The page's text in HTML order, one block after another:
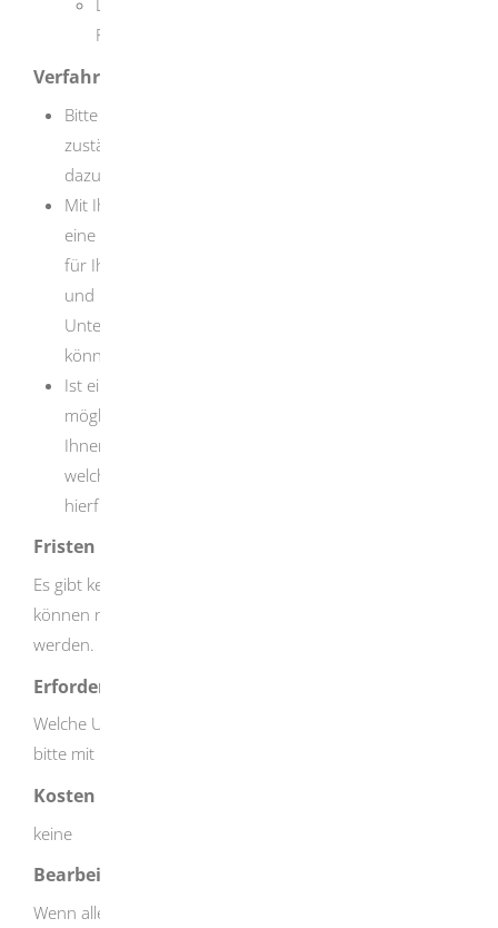
Rentenversicherung
Verfahrensablauf
Bitte besprechen Sie Ihren Förderbedarf mit Ihrer
zuständigen Integrationsfachkraft. Vereinbaren Sie
dazu möglichst frühzeitig einen Termin.
Mit Ihrer Integrationsfachkraft besprechen Sie, ob
eine Unterstützung aus der Freien Förderung SGB II
für Ihre Eingliederung in den Arbeitsmarkt notwendig
und möglich ist oder ob zuerst andere
Unterstützungsleistungen zum Einsatz kommen
können.
Ist eine Leistung aus der Freien Förderung SGB II
möglich, bespricht Ihre Integrationsfachkraft mit
Ihnen, wie das weitere Verfahren aussieht und
welche Onlinemöglichkeiten für die Antragstellung
hierfür zur Verfügung stehen.
Fristen
Es gibt keine Frist. Leistungen der Freien Förderung
können nur für die Zeit nach der Antragstellung erbracht
werden.
Erforderliche Unterlagen
Welche Unterlagen konkret erforderlich sind, klären Sie
bitte mit Ihrer zuständigen Integrationsfachkraft.
Kosten
keine
Bearbeitungsdauer
Wenn alle erforderlichen Unterlagen vollständig vorliegen,